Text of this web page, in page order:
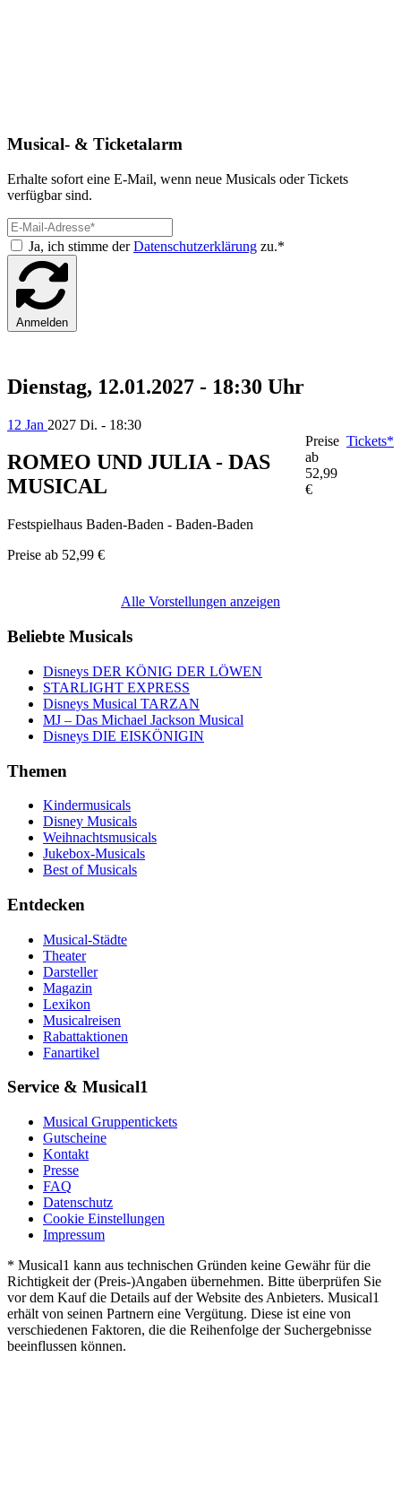
Musical- & Ticketalarm
Erhalte sofort eine E-Mail, wenn neue Musicals oder Tickets
verfügbar sind.
Ja, ich stimme derDatenschutzerklärung zu.*
Anmelden
Dienstag, 12.01.2027 - 18:30 Uhr
12 Jan 2027 Di. - 18:30
ROMEO UND JULIA - DAS
MUSICAL
Festspielhaus Baden-Baden - Baden-Baden
Preise ab 52,99 €
Preise
ab
52,99
€
Tickets*
Alle Vorstellungen anzeigen
Beliebte Musicals
Disneys DER KÖNIG DER LÖWEN
STARLIGHT EXPRESS
Disneys Musical TARZAN
MJ – Das Michael Jackson Musical
Disneys DIE EISKÖNIGIN
Themen
Kindermusicals
Disney Musicals
Weihnachtsmusicals
Jukebox-Musicals
Best of Musicals
Entdecken
Musical-Städte
Theater
Darsteller
Magazin
Lexikon
Musicalreisen
Rabattaktionen
Fanartikel
Service & Musical1
Musical Gruppentickets
Gutscheine
Kontakt
Presse
FAQ
Datenschutz
Cookie Einstellungen
Impressum
* Musical1 kann aus technischen Gründen keine Gewähr für die
Richtigkeit der (Preis-)Angaben übernehmen. Bitte überprüfen Sie
vor dem Kauf die Details auf der Website des Anbieters. Musical1
erhält von seinen Partnern eine Vergütung. Diese ist eine von
verschiedenen Faktoren, die die Reihenfolge der Suchergebnisse
beeinflussen können.